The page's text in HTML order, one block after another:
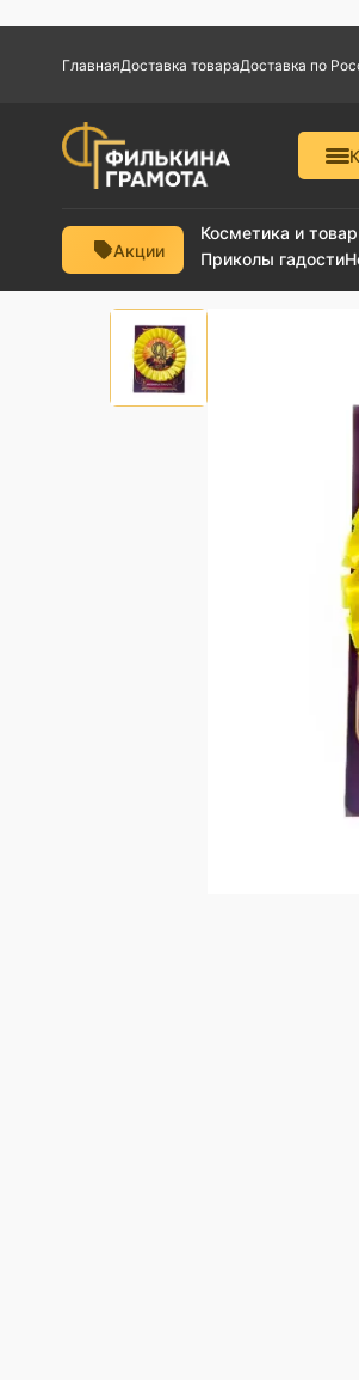
ГлавнаяДоставка товараДоставка по
Акции
Косметика и
Приколы гадости